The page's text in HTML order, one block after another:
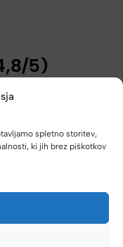
spletno storitev,
ki jih brez piškotkov
5)
vredno.
lahka,